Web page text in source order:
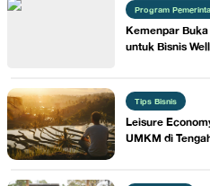
Program
Kemenpar
untuk Bisnis
Tips Bisnis
Leisure
UMKM di